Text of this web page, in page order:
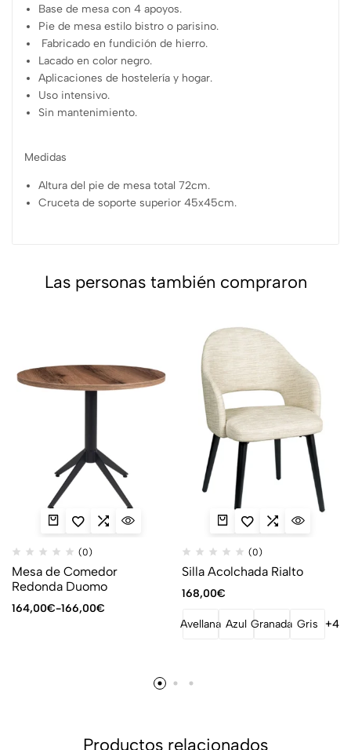
Base de mesa con 4 apoyos.
Pie de mesa estilo bistro o parisino.
Fabricado en fundición de hierro.
Lacado en color negro.
Aplicaciones de hostelería y hogar.
Uso intensivo.
Sin mantenimiento.
Medidas
Altura del pie de mesa total 72cm.
Cruceta de soporte superior 45x45cm.
Las personas también compraron
(0)
Mesa de Comedor
Redonda Duomo
164,00€-166,00€
(0)
Silla Acolchada Rialto
168,00€
Avellana Azul Granada Gris +4
Productos relacionados